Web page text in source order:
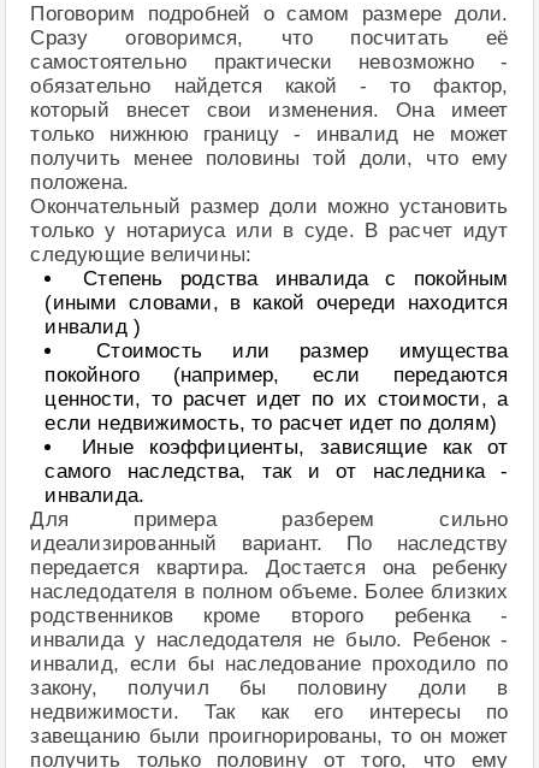
Поговорим подробней о самом размере доли.
Сразу оговоримся, что посчитать её
самостоятельно практически невозможно -
обязательно найдется какой - то фактор,
который внесет свои изменения. Она имеет
только нижнюю границу - инвалид не может
получить менее половины той доли, что ему
положена.
Окончательный размер доли можно установить
только у нотариуса или в суде. В расчет идут
следующие величины:
Степень родства инвалида с покойным
(иными словами, в какой очереди находится
инвалид )
Стоимость или размер имущества
покойного (например, если передаются
ценности, то расчет идет по их стоимости, а
если недвижимость, то расчет идет по долям)
Иные коэффициенты, зависящие как от
самого наследства, так и от наследника -
инвалида.
Для примера разберем сильно
идеализированный вариант. По наследству
передается квартира. Достается она ребенку
наследодателя в полном объеме. Более близких
родственников кроме второго ребенка -
инвалида у наследодателя не было. Ребенок -
инвалид, если бы наследование проходило по
закону, получил бы половину доли в
недвижимости. Так как его интересы по
завещанию были проигнорированы, то он может
получить только половину от того, что ему